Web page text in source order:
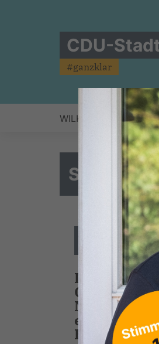
CDU-
#ganzklar
WILKEN HARTJE
Syker
Ralf
In den
CDU-
Eggers